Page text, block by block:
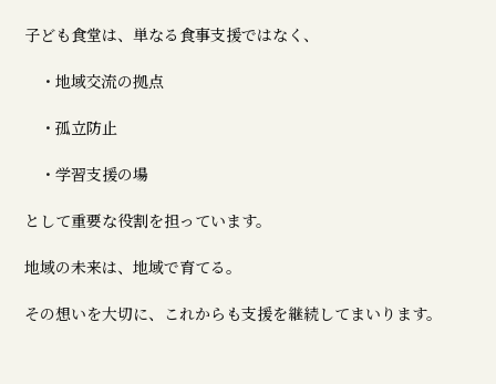
子ども食堂は、単なる食事支援ではなく、
・地域交流の拠点
・孤立防止
・学習支援の場
として重要な役割を担っています。
地域の未来は、地域で育てる。
その想いを大切に、これからも支援を継続してまいります。